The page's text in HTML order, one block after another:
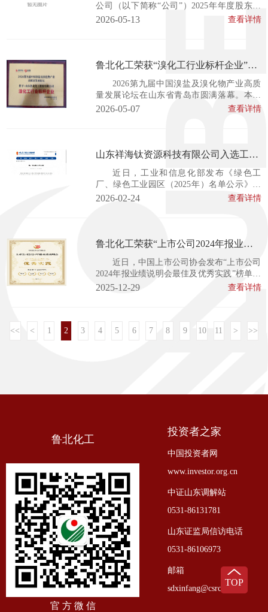
公司（以下简称“公司”）2025年年度股东会
在公司办公楼会议室顺利召开。会议由公司
法》《证券法》及《公司章程》等相关规
管理层搭...
2026-05-13 查看详情
鲁北化工荣获“溴化工行业标杆企业”称
号 循 环经济模式引领产业高质量发展
2026第九届中国溴盐及溴化物产业高质
量发展论坛在山东省青岛市圆满落幕。本次
论坛汇聚了国内外溴化工领域的顶尖专家、
大的循环经济竞争力，被授予“溴化工行业标
2026-05-07 查看详情
山东祥海钛资源科技有限公司入选工信
部2025年度绿色工厂名单
近日，工业和信息化部发布《绿色工
厂、绿色工业园区（2025年）名单公示》，
山东祥海钛资源科技有限公司凭借在绿色生
科技始终将绿色发展理念贯穿于生产经营全
保设施、构...
2026-02-24 查看详情
鲁北化工荣获“上市公司2024年报业绩
说明会优秀实践”奖
近日，中国上市公司协会发布“上市公司
2024年报业绩说明会最佳及优秀实践”榜单，
山东鲁北化工股份有限公司凭借高质量的年
一荣誉的获得不仅是对鲁北化工在投资者关
2025-12-29 查看详情
<< < 1 2 3 4 5 6 7 8 9 10 11 > >>
鲁北化工
官 方 微 信
投资者之家
中国投资者网
www.investor.org.cn
中证山东调解站
0531-86131781
山东证监局信访电话
0531-86106973
邮箱
sdxinfang@csrc.gov.cn
TOP